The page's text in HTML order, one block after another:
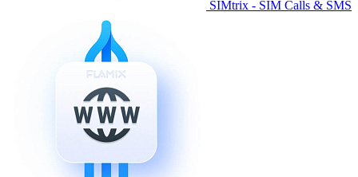
SIMtrix - SIM Calls & SMS